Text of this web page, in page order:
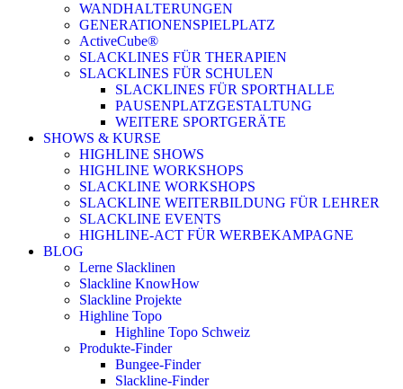
WANDHALTERUNGEN
GENERATIONENSPIELPLATZ
ActiveCube®
SLACKLINES FÜR THERAPIEN
SLACKLINES FÜR SCHULEN
SLACKLINES FÜR SPORTHALLE
PAUSENPLATZGESTALTUNG
WEITERE SPORTGERÄTE
SHOWS & KURSE
HIGHLINE SHOWS
HIGHLINE WORKSHOPS
SLACKLINE WORKSHOPS
SLACKLINE WEITERBILDUNG FÜR LEHRER
SLACKLINE EVENTS
HIGHLINE-ACT FÜR WERBEKAMPAGNE
BLOG
Lerne Slacklinen
Slackline KnowHow
Slackline Projekte
Highline Topo
Highline Topo Schweiz
Produkte-Finder
Bungee-Finder
Slackline-Finder